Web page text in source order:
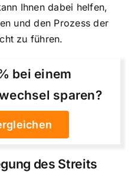
Ihnen dabei helfen,
und den Prozess der
zu führen.
bei einem
sparen?
des Streits